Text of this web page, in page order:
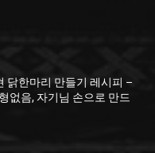
닭한마리 만들기 레시피 –
없음, 자기님 손으로 만드